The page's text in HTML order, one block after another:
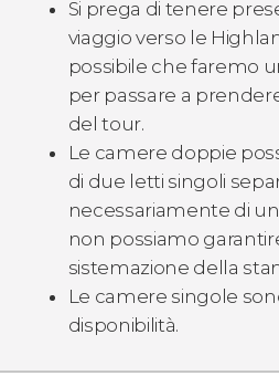
Si prega di tenere
viaggio verso le
possibile che faremo
per passare a
del tour.
Le camere doppie
di due letti singoli
necessariamente di
non possiamo
sistemazione della
Le camere singole
disponibilità.